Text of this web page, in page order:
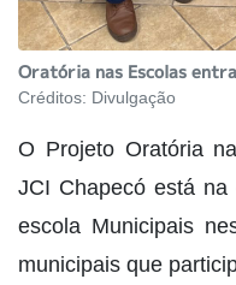
Oratória nas Escolas
Créditos: Divulgação
O Projeto Oratória
JCI Chapecó está
escola Municipais
municipais que